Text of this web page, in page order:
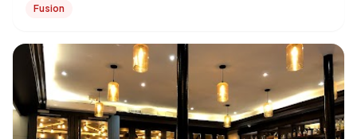
Fusion